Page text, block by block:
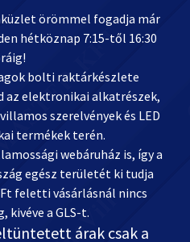
örömmel fogadja már
hétköznap 7:15-től 16:30
bolti raktárkészlete
az elektronikai alkatrészek,
szerelvények és LED
termékek terén.
webáruház is, így a
egész területét ki tudja
feletti vásárlásnál nincs
kivéve a GLS-t.
árak csak a